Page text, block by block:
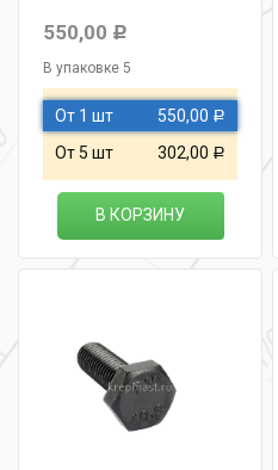
550,00 Р
В упаковке 5
От 1 шт 550,00 Р
От 5 шт 302,00 Р
В КОРЗИНУ